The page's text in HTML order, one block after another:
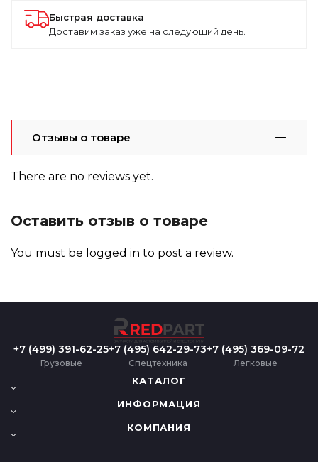
Быстрая доставка
Доставим заказ уже на следующий день.
Отзывы о товаре
There are no reviews yet.
Оставить отзыв о товаре
You must be logged in to post a review.
+7 (499) 391-62-25
Грузовые
+7 (495) 642-29-73
Спецтехника
+7 (495) 369-09-72
Легковые
КАТАЛОГ
ИНФОРМАЦИЯ
КОМПАНИЯ